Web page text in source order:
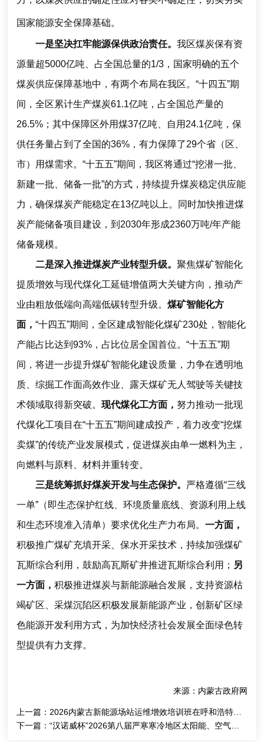
国家能源安全保障基础。
一是坚决扛牢能源保供政治责任。我区煤炭保有资
源量超5000亿吨、占全国总量的1/3，国家明确的五个
煤炭供应保障基地中，有两个布局在我区。“十四五”期
间，全区累计生产煤炭61.1亿吨，占全国总产量的
26.5%；其中保障区外用煤37亿吨、自用24.1亿吨，保
供任务量占到了全国的36%，有力保障了29个省（区、
市）用煤需求。“十五五”期间，我区将通过“挖潜一批、
新建一批、储备一批”的方式，持续提升煤炭稳定供应能
力，确保煤炭产能稳定在13亿吨以上。同时加快推进煤
炭产能储备项目建设，到2030年形成2360万吨/年产能
储备规模。
二是深入推进煤炭产业转型升级。聚焦煤矿智能化
提质增效与现代煤化工延链增值两大关键方向，推动产
业由粗放低端向高端低碳转型升级。煤矿智能化方
面，“十四五”期间，全区建成智能化煤矿230处，智能化
产能占比达到93%，占比位居全国首位。“十五五”期
间，将进一步提升煤矿智能化建设质量，力争在透明地
质、综掘工作面高效作业、露天煤矿无人驾驶等关键技
术领域取得新突破。现代煤化工方面，努力推动一批现
代煤化工项目在“十五五”期间建成投产，着力改变“挖煤
卖煤”的传统产业发展模式，促进煤炭由单一燃料为主，
向燃料与原料、材料并重转变。
三是统筹抓好煤炭开发与生态保护。 严格遵循“三线
一单”（即生态保护红线、环境质量底线、资源利用上线
和生态环境准入清单）要求优化生产力布局。一方面，
积极推广煤矿充填开采、保水开采技术，持续加强煤矿
瓦斯综合利用，鼓励高瓦斯矿井推进瓦斯综合利用； 另
一方面，积极推进煤炭与新能源融合发展，支持资源枯
竭矿区、采煤沉陷区积极发展新能源产业，创新矿区绿
色能源开发利用方式，为加快经济社会发展全面绿色转
型提供有力支撑。
来源：内蒙古政府网
上一篇：
下一篇：